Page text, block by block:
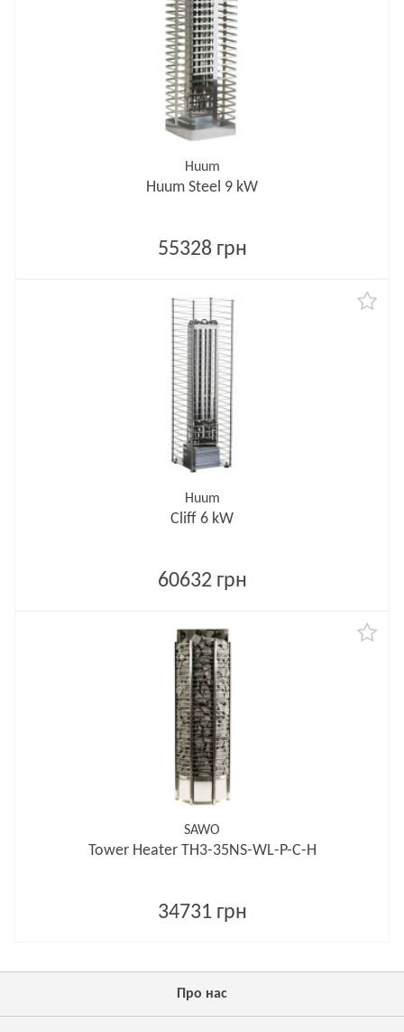
Huum
Huum Steel 9 kW
55328 грн
Huum
Cliff 6 kW
60632 грн
SAWO
Tower Heater TH3-35NS-WL-P-C-H
34731 грн
Про нас